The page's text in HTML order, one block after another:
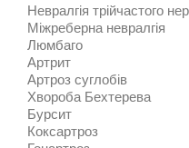
Невралгія трійчастого
Міжреберна невралгія
Люмбаго
Артрит
Артроз суглобів
Хвороба Бехтерева
Бурсит
Коксартроз